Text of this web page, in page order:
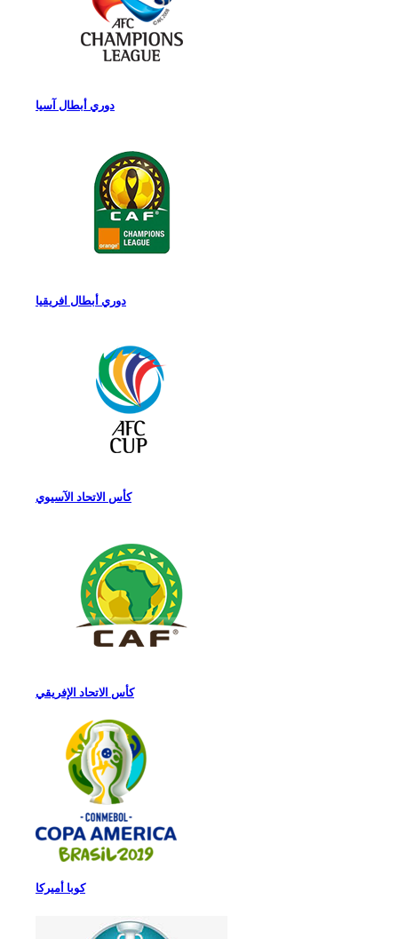
دوري أبطال آسيا
دوري أبطال افريقيا
كأس الاتحاد الآسيوي
كأس الاتحاد الإفريقي
كوبا أميركا